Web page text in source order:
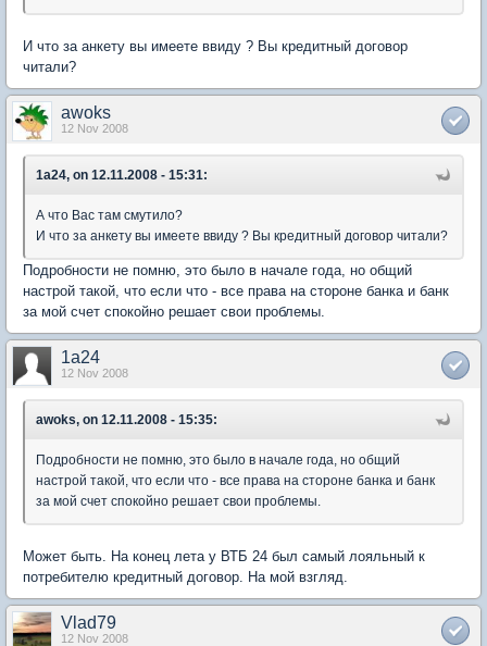
И что за анкету вы имеете ввиду ? Вы кредитный договор
читали?
awoks
12 Nov 2008
1a24, on 12.11.2008 - 15:31:
А что Вас там смутило?
И что за анкету вы имеете ввиду ? Вы кредитный договор читали?
Подробности не помню, это было в начале года, но общий
настрой такой, что если что - все права на стороне банка и банк
за мой счет спокойно решает свои проблемы.
1a24
12 Nov 2008
awoks, on 12.11.2008 - 15:35:
Подробности не помню, это было в начале года, но общий
настрой такой, что если что - все права на стороне банка и банк
за мой счет спокойно решает свои проблемы.
Может быть. На конец лета у ВТБ 24 был самый лояльный к
потребителю кредитный договор. На мой взгляд.
Vlad79
12 Nov 2008